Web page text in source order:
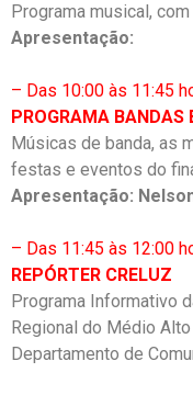
Programa musical,
Apresentação:
– Das 10:00 às 11:45
PROGRAMA BANDAS
Músicas de banda, as
festas e eventos do
Apresentação:
– Das 11:45 às 12:00
REPÓRTER CRELUZ
Programa Informativo
Regional do Médio
Departamento de